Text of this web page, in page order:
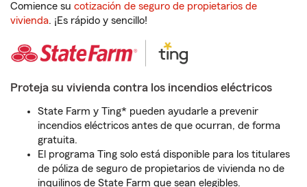
Comience su cotización de seguro de propietarios de
vivienda. ¡Es rápido y sencillo!
Proteja su vivienda contra los incendios eléctricos
State Farm y Ting* pueden ayudarle a prevenir
incendios eléctricos antes de que ocurran, de forma
gratuita.
El programa Ting solo está disponible para los titulares
de póliza de seguro de propietarios de vivienda no de
inquilinos de State Farm que sean elegibles.